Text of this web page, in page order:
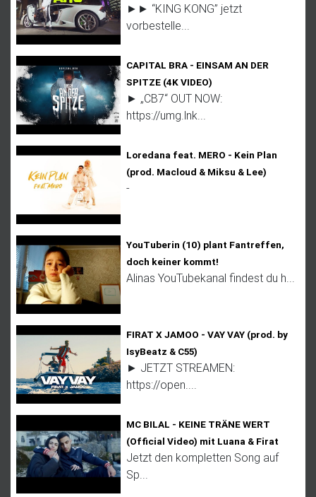
►► “KING KONG” jetzt
vorbestelle...
CAPITAL BRA - EINSAM AN DER
SPITZE (4K VIDEO)
► „CB7“ OUT NOW:
https://umg.lnk...
Loredana feat. MERO - Kein Plan
(prod. Macloud & Miksu & Lee)
-
YouTuberin (10) plant Fantreffen,
doch keiner kommt!
Alinas YouTubekanal findest du h...
FIRAT X JAMOO - VAY VAY (prod. by
IsyBeatz & C55)
► JETZT STREAMEN:
https://open....
MC BILAL - KEINE TRÄNE WERT
(Official Video) mit Luana & Firat
Jetzt den kompletten Song auf
Sp...